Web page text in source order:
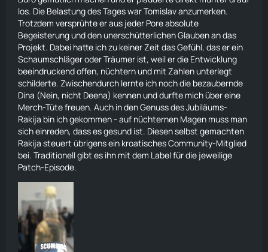
los. Die Belastung des Tages war Tomislav anzumerken.
Trotzdem versprühte er aus jeder Pore absolute
Begeisterung und den unerschütterlichen Glauben an das
Projekt. Dabei hatte ich zu keiner Zeit das Gefühl, das er ein
Schaumschläger oder Träumer ist, weil er die Entwicklung
beeindruckend offen, nüchtern und mit Zahlen unterlegt
schilderte. Zwischendurch lernte ich noch die bezaubernde
Dina (Nein, nicht Deena) kennen und durfte mich über eine
Merch-Tüte freuen. Auch in den Genuss des Jubiläums-
Rakija bin ich gekommen - auf nüchternen Magen muss man
sich einreden, dass es gesund ist. Diesen selbst gemachten
Rakija steuert übrigens ein kroatisches Community-Mitglied
bei. Traditionell gibt es ihn mit dem Label für die jeweilige
Patch-Episode.